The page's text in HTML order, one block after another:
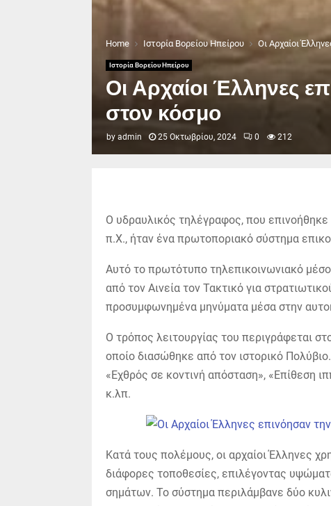
Home Ιστορία Βορείου Ηπείρου Οι Αρχαίοι
Ιστορία Βορείου Ηπείρου
Οι Αρχαίοι Έλληνες
στον κόσμο
by admin 25 Οκτωβρίου, 2024 0 212
Ο υδραυλικός τηλέγραφος, που
π.Χ., ήταν ένα πρωτοποριακό σύστημα
Αυτό το πρωτότυπο τηλεπικοινωνιακό
από τον Αινεία τον Τακτικό για
προσυμφωνημένα μηνύματα μέσα στην
Ο τρόπος λειτουργίας του περιγράφεται
οποίο διασώθηκε από τον ιστορικό
«Εχθρός σε κοντινή απόσταση», «Επίθεση
κ.λπ.
Κατά τους πολέμους, οι αρχαίοι Έλληνες
διάφορες τοποθεσίες, επιλέγοντας
σημάτων. Το σύστημα περιλάμβανε δύο